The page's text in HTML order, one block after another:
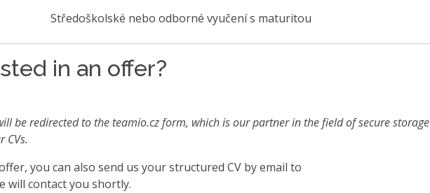
Středoškolské nebo odborné vyučení s maturitou
in an offer?
be redirected to the teamio.cz form, which is our partner in the field of secure storage
CVs.
you can also send us your structured CV by email to
will contact you shortly.